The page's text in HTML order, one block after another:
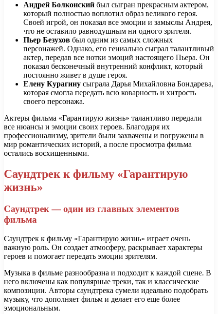
Андрей Болконский был сыгран прекрасным актером,
который полностью воплотил образ великого героя.
Своей игрой, он показал все эмоции и замыслы Андрея,
что не оставило равнодушным ни одного зрителя.
Пьер Безухов был одним из самых сложных
персонажей. Однако, его гениально сыграл талантливый
актер, передав все нотки эмоций настоящего Пьера. Он
показал бесконечный внутренний конфликт, который
постоянно живет в душе героя.
Елену Курагину сыграла Дарья Михайловна Бондарева,
которая смогла передать всю коварность и хитрость
своего персонажа.
Актеры фильма «Гарантирую жизнь» талантливо передали
все нюансы и эмоции своих героев. Благодаря их
профессионализму, зрители были захвачены и погружены в
мир романтических историй, а после просмотра фильма
остались восхищенными.
Саундтрек к фильму «Гарантирую
жизнь»
Саундтрек — один из главных элементов
фильма
Саундтрек к фильму «Гарантирую жизнь» играет очень
важную роль. Он создает атмосферу, раскрывает характеры
героев и помогает передать эмоции зрителям.
Музыка в фильме разнообразна и подходит к каждой сцене. В
него включены как популярные треки, так и классические
композиции. Авторы саундтрека сумели идеально подобрать
музыку, что дополняет фильм и делает его еще более
эмоциональным.